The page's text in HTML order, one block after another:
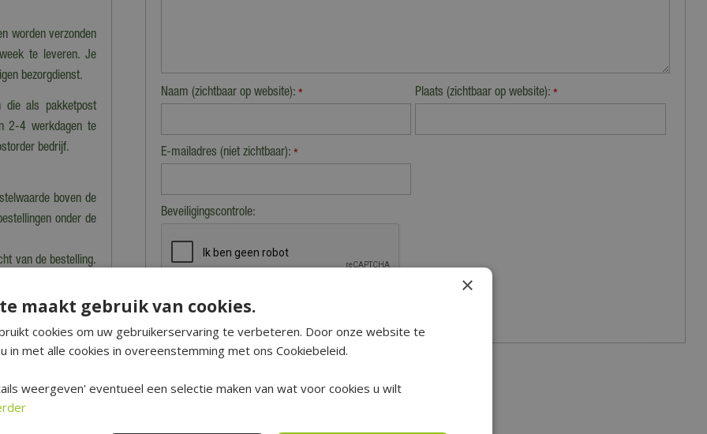
worden verzonden
te leveren. Je
bezorgdienst.
die als pakketpost
2-4 werkdagen te
bedrijf.
boven de
onder de
van de bestelling.
van de
dan kan dat tot
klaarstaat.
worden dus niet
Naam (zichtbaar op website): * Plaats (zichtbaar op website):*
E-mailadres (niet zichtbaar): *
Beveiligingscontrole:
×
maakt gebruik van cookies.
cookies om uw gebruikerservaring te verbeteren. Door onze website te
in met alle cookies in overeenstemming met ons Cookiebeleid.
weergeven' eventueel een selectie maken van wat voor cookies u wilt